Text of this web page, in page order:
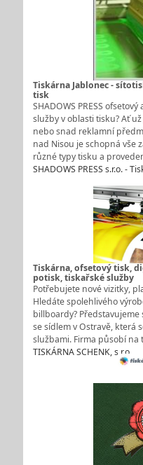
Tiskárna Jablonec -
tisk
SHADOWS PRESS
služby v oblasti tisku? Ať
nebo snad reklamní
nad Nisou je schopná vše
různé typy tisku a
SHADOWS PRESS s.r.o. -
Tiskárna, ofsetový tisk,
potisk, tiskařské služby
Potřebujete nové vizitky,
Hledáte spolehlivého
billboardy? Představujeme
se sídlem v Ostravě, která
službami. Firma působí
TISKÁRNA SCHENK, s.r.o.